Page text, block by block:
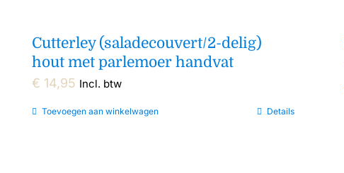
Cutterley (saladecouvert/2-delig)
hout met parlemoer handvat
€ 14,95 Incl. btw
Toevoegen aan winkelwagen Details